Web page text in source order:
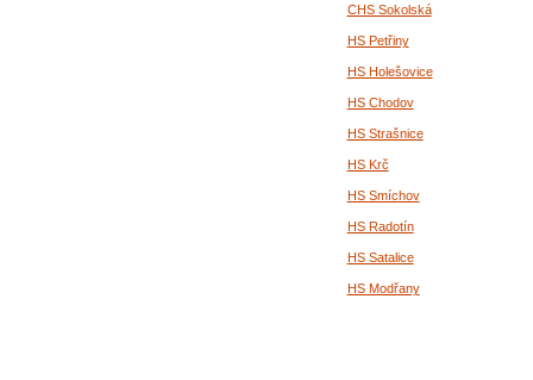
CHS Sokolská
HS Petřiny
HS Holešovice
HS Chodov
HS Strašnice
HS Krč
HS Smíchov
HS Radotín
HS Satalice
HS Modřany